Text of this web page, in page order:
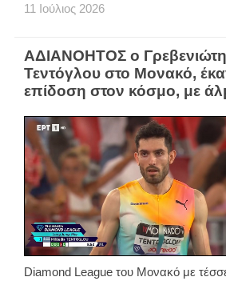
11 Ιούλιος 2026
ΑΔΙΑΝΟΗΤΟΣ ο
Τεντόγλου στο Μονακό,
επίδοση στον κόσμο, με
Diamond League του Μονακό με